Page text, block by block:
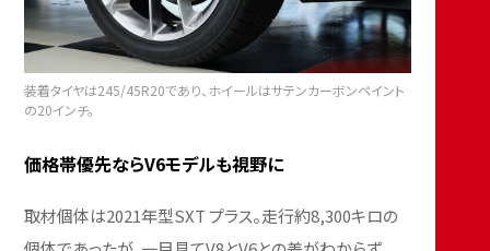
装着タイヤは245/45R20であり、ホイールはサテンカーボンペイント
の20インチ。
価格帯優先ならV6モデルも視野に
取材個体は2021年型SXT プラス。走行約8,300キロの